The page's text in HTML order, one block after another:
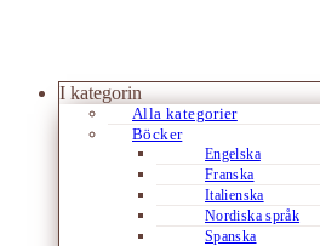
I kategorin
Alla kategorier
Böcker
Engelska
Franska
Italienska
Nordiska språk
Spanska